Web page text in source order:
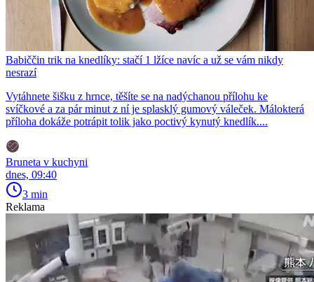
Babiččin trik na knedlíky: stačí 1 lžíce navíc a už se vám nikdy
nesrazí
Vytáhnete šišku z hrnce, těšíte se na nadýchanou přílohu ke
svíčkové a za pár minut z ní je splasklý gumový váleček. Málokterá
příloha dokáže potrápit tolik jako poctivý kynutý knedlík....
Bruneta v kuchyni
dnes, 09:40
3 min
Reklama